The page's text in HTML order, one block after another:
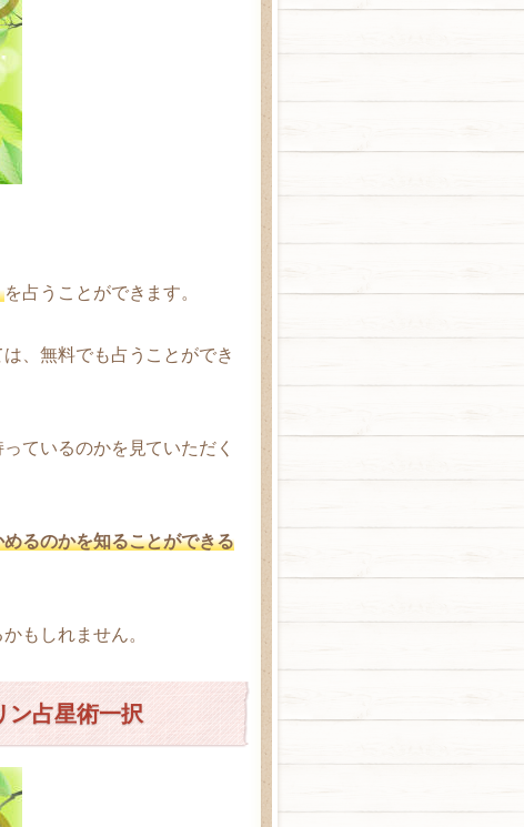
を占うことができます。
、無料でも占うことができ
ているのかを見ていただく
るのかを知ることができる
もしれません。
ン占星術一択